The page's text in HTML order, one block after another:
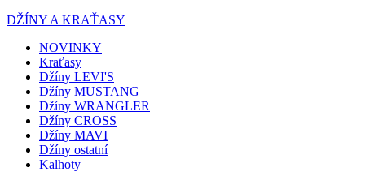
DŽÍNY A KRAŤASY
NOVINKY
Kraťasy
Džíny LEVI'S
Džíny MUSTANG
Džíny WRANGLER
Džíny CROSS
Džíny MAVI
Džíny ostatní
Kalhoty